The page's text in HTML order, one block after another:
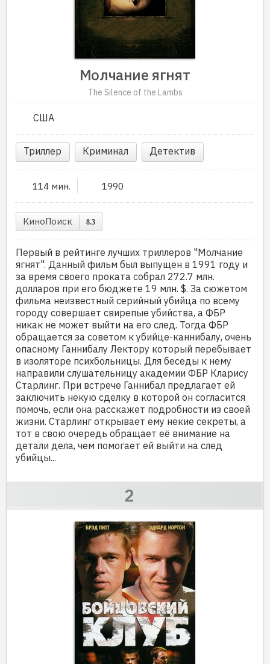
Молчание ягнят
The Silence of the Lambs
США
Триллер Криминал Детектив
114 мин. 1990
КиноПоиск 8.3
Первый в рейтинге лучших триллеров "Молчание
ягнят". Данный фильм был выпущен в 1991 году и
за время своего проката собрал 272.7 млн.
долларов при его бюджете 19 млн. $. За сюжетом
фильма неизвестный серийный убийца по всему
городу совершает свирепые убийства, а ФБР
никак не может выйти на его след. Тогда ФБР
обращается за советом к убийце-каннибалу, очень
опасному Ганнибалу Лектору который перебывает
в изоляторе психбольницы. Для беседы к нему
направили слушательницу академии ФБР Кларису
Старлинг. При встрече Ганнибал предлагает ей
заключить некую сделку в которой он согласится
помочь, если она расскажет подробности из своей
жизни. Старлинг открывает ему некие секреты, а
тот в свою очередь обращает её внимание на
детали дела, чем помогает ей выйти на след
убийцы...